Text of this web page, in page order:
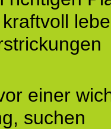
einer
suchen